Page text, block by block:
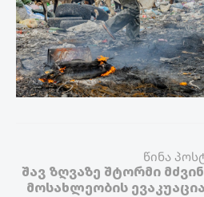
წინა
შავ ზღვაზე შტორმი
მოსახლეობის